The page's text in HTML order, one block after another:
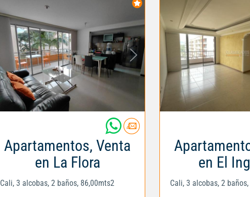
Apartamentos, Venta
en La Flora
Cali, 3 alcobas, 2 baños, 86,00mts2
en El
Cali, 3 alcobas, 2